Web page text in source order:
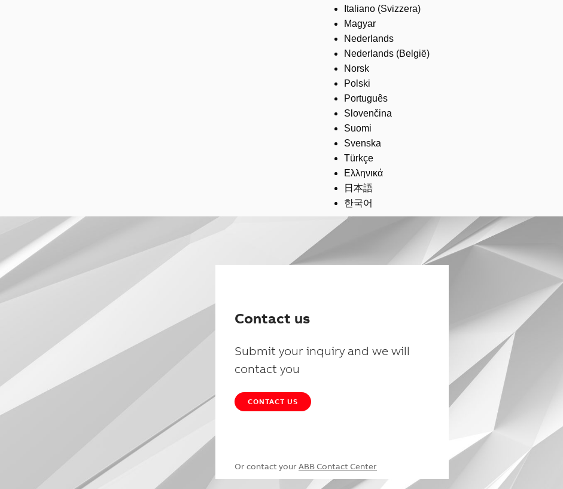
Italiano (Svizzera)
Magyar
Nederlands
Nederlands (België)
Norsk
Polski
Português
Slovenčina
Suomi
Svenska
Türkçe
Ελληνικά
日本語
한국어
Contact us
Submit your inquiry and we will
contact you
CONTACT US
Or contact your ABB Contact Center